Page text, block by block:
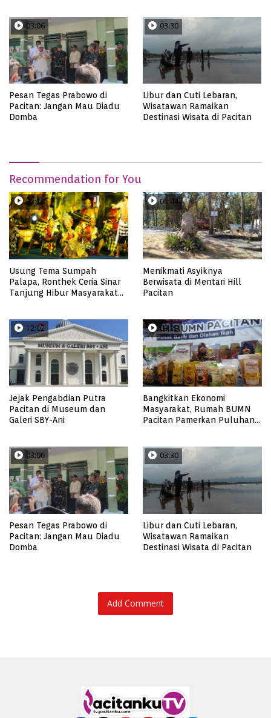
03:06
Pesan Tegas Prabowo di
Pacitan: Jangan Mau Diadu
Domba
03:30
Libur dan Cuti Lebaran,
Wisatawan Ramaikan
Destinasi Wisata di Pacitan
Recommendation for You
22:12
Usung Tema Sumpah
Palapa, Ronthek Ceria Sinar
Tanjung Hibur Masyarakat
05:44
Menikmati Asyiknya
Berwisata di Mentari Hill
Pacitan
12:02
Jejak Pengabdian Putra
Pacitan di Museum dan
Galeri SBY-Ani
03:29
Bangkitkan Ekonomi
Masyarakat, Rumah BUMN
Pacitan Pamerkan Puluhan
03:06
Pesan Tegas Prabowo di
Pacitan: Jangan Mau Diadu
Domba
03:30
Libur dan Cuti Lebaran,
Wisatawan Ramaikan
Destinasi Wisata di Pacitan
Add Comment